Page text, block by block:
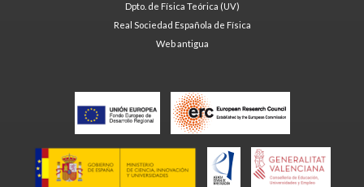
Dpto. de Física Teórica (UV)
Real Sociedad Española de Física
Web antigua